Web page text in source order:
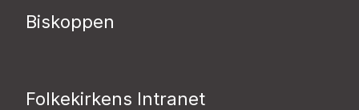
Biskoppen
Folkekirkens Intranet